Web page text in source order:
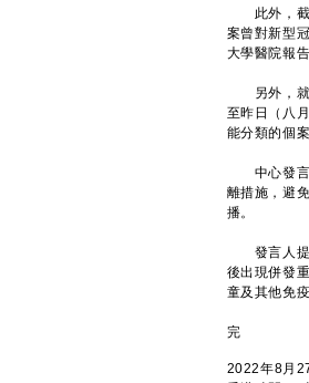
此外，截
案曾對新型
大學醫院報
另外，就
至昨日（八
能分類的個
中心發言
離措施，避
播。
發言人提
後出現併發
童及其他免
完
2022年8月